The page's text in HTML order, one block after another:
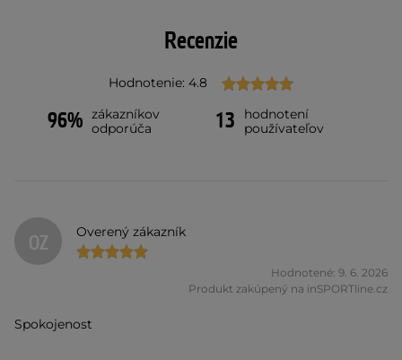
Recenzie
Hodnotenie: 4.8
96% zákazníkov
odporúča
13
hodnotení
používateľov
OZ Overený zákazník
Hodnotené: 9. 6. 2026
Produkt zakúpený na inSPORTline.cz
Spokojenost